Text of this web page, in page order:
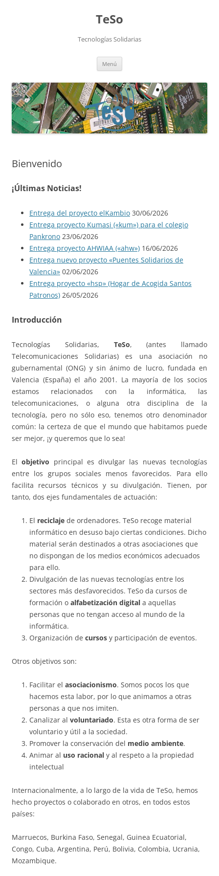
TeSo
Tecnologías Solidarias
Menú
Bienvenido
¡Últimas Noticias!
Entrega del proyecto elKambio 30/06/2026
Entrega proyecto Kumasi («kum») para el colegio
Pankrono 23/06/2026
Entrega proyecto AHWIAA («ahw») 16/06/2026
Entrega nuevo proyecto «Puentes Solidarios de
Valencia» 02/06/2026
Entrega proyecto «hsp» (Hogar de Acogida Santos
Patronos) 26/05/2026
Introducción
Tecnologías Solidarias, TeSo, (antes llamado
Telecomunicaciones Solidarias) es una asociación no
gubernamental (ONG) y sin ánimo de lucro, fundada en
Valencia (España) el año 2001. La mayoría de los socios
estamos relacionados con la informática, las
telecomunicaciones, o alguna otra disciplina de la
tecnología, pero no sólo eso, tenemos otro denominador
común: la certeza de que el mundo que habitamos puede
ser mejor, ¡y queremos que lo sea!
Elobjetivo principal es divulgar las nuevas tecnologías
entre los grupos sociales menos favorecidos. Para ello
facilita recursos técnicos y su divulgación. Tienen, por
tanto, dos ejes fundamentales de actuación:
El reciclaje de ordenadores. TeSo recoge material
informático en desuso bajo ciertas condiciones. Dicho
material serán destinados a otras asociaciones que
no dispongan de los medios económicos adecuados
para ello.
Divulgación de las nuevas tecnologías entre los
sectores más desfavorecidos. TeSo da cursos de
formación o alfabetización digital a aquellas
personas que no tengan acceso al mundo de la
informática.
Organización de cursos y participación de eventos.
Otros objetivos son:
Facilitar el asociacionismo. Somos pocos los que
hacemos esta labor, por lo que animamos a otras
personas a que nos imiten.
Canalizar al voluntariado. Esta es otra forma de ser
voluntario y útil a la sociedad.
Promover la conservación del medio ambiente.
Animar al uso racional y al respeto a la propiedad
intelectual
Internacionalmente, a lo largo de la vida de TeSo, hemos
hecho proyectos o colaborado en otros, en todos estos
países:
Marruecos, Burkina Faso, Senegal, Guinea Ecuatorial,
Congo, Cuba, Argentina, Perú, Bolivia, Colombia, Ucrania,
Mozambique.